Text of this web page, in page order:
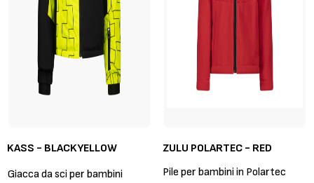
KASS - BLACKYELLOW
Giacca da sci per bambini
ZULU POLARTEC - RED
Pile per bambini in Polartec